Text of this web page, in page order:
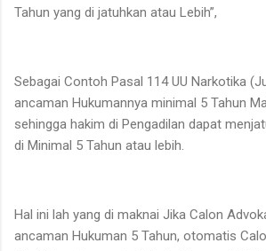
Tahun yang di jatuhkan atau Lebih”,
Sebagai Contoh Pasal 114 UU Narkotika
ancaman Hukumannya minimal 5 Tahun
sehingga hakim di Pengadilan dapat
di Minimal 5 Tahun atau lebih.
Hal ini lah yang di maknai Jika Calon
ancaman Hukuman 5 Tahun, otomatis